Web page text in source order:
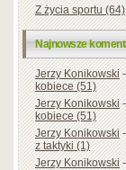
Z życia sportu (64)
Najnowsze
Jerzy Konikowski
kobiece (51)
Jerzy Konikowski
kobiece (51)
Jerzy Konikowski
z taktyki (1)
Jerzy Konikowski